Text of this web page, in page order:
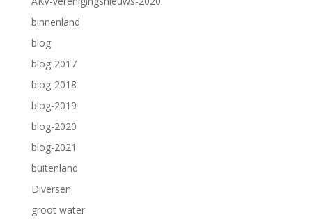
binnenland
blog
blog-2017
blog-2018
blog-2019
blog-2020
blog-2021
buitenland
Diversen
groot water